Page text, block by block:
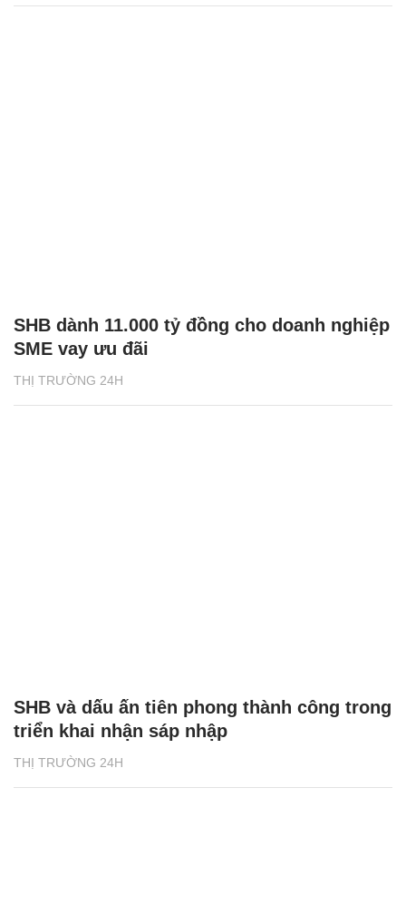
THỊ TRƯỜNG 24H
SHB dành 11.000 tỷ đồng cho doanh nghiệp
SME vay ưu đãi
THỊ TRƯỜNG 24H
SHB và dấu ấn tiên phong thành công trong
triển khai nhận sáp nhập